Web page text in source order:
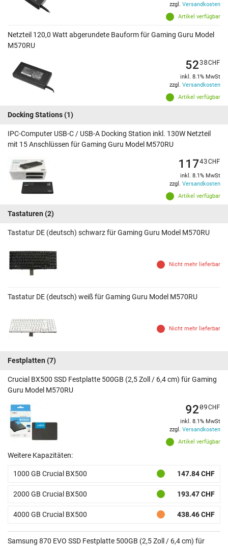
Artikel verfügbar
zzgl. Versandkosten
Netzteil 120,0 Watt abgerundete Bauform für Gaming Guru Model
M570RU
Artikel verfügbar
5238CHF
inkl. 8.1% MwSt
zzgl. Versandkosten
Docking Stations(1)
IPC-Computer USB-C / USB-A Docking Station inkl. 130W Netzteil
mit 15 Anschlüssen für Gaming Guru Model M570RU
Artikel verfügbar
11743CHF
inkl. 8.1% MwSt
zzgl. Versandkosten
Tastaturen (2)
Tastatur DE (deutsch) schwarz für Gaming Guru Model M570RU
Nicht mehr lieferbar
Tastatur DE (deutsch) weiß für Gaming Guru Model M570RU
Nicht mehr lieferbar
Festplatten (7)
Crucial BX500 SSD Festplatte 500GB (2,5 Zoll / 6,4 cm) für Gaming
Guru Model M570RU
Artikel verfügbar
9209CHF
inkl. 8.1% MwSt
zzgl. Versandkosten
Weitere Kapazitäten:
1000 GB Crucial BX500 147.84 CHF
2000 GB Crucial BX500 193.47 CHF
4000 GB Crucial BX500 438.46 CHF
Samsung 870 EVO SSD Festplatte 500GB (2,5 Zoll / 6,4 cm) für